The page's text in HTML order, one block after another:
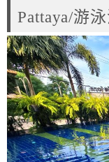
Pattaya/游